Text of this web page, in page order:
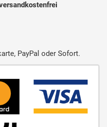
PayPal oder Sofort.